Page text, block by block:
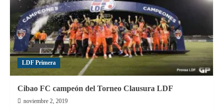
la
marcha
LDF Primera
Cibao FC campeón del Torneo Clausura LDF
noviembre 2, 2019